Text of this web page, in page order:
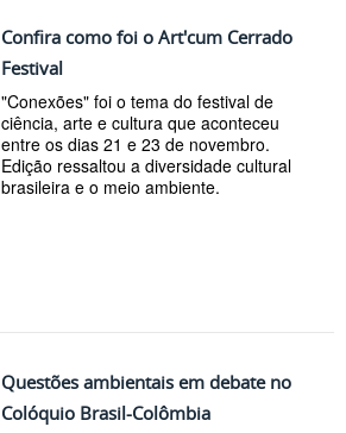
Confira como foi o Art'cum Cerrado
Festival
"Conexões" foi o tema do festival de
ciência, arte e cultura que aconteceu
entre os dias 21 e 23 de novembro.
Edição ressaltou a diversidade cultural
brasileira e o meio ambiente.
Questões ambientais em debate no
Colóquio Brasil-Colômbia